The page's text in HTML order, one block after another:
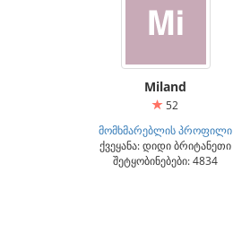
Miland
52
მომხმარებლის პროფილი
ქვეყანა: დიდი ბრიტანეთი
შეტყობინებები: 4834